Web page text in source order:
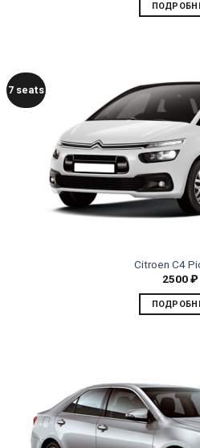
7 seats
Citroen C4
2500₽